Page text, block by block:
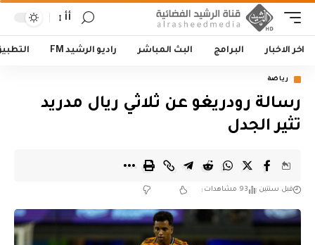
أأ
اخر الاخبار البرامج البث المباشر راديو الرشيد FM
رياضة
رسالة رودريغو عن ثلاثي ريال مدريد
تثير الجدل
قبل سنتين 93 مشاهدات